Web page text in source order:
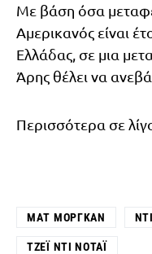
Με βάση όσα
Αμερικανός είναι
Ελλάδας, σε μια
Άρης θέλει να
Περισσότερα σε
ΜΑΤ ΜΌΡΓΚΑΝ
ΤΖΈΙ ΝΤΙ ΝΌΤΑΪ